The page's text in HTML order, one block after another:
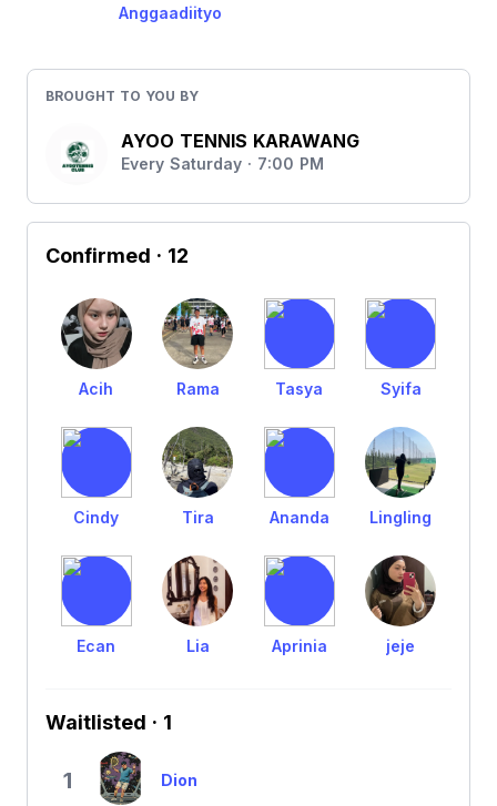
Anggaadiityo
BROUGHT TO YOU BY
AYOO TENNIS KARAWANG
Every Saturday · 7:00 PM
Confirmed · 12
Acih Rama Tasya Syifa
Cindy Tira Ananda Lingling
Ecan Lia Aprinia jeje
Waitlisted · 1
1 Dion